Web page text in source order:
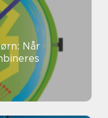
Når